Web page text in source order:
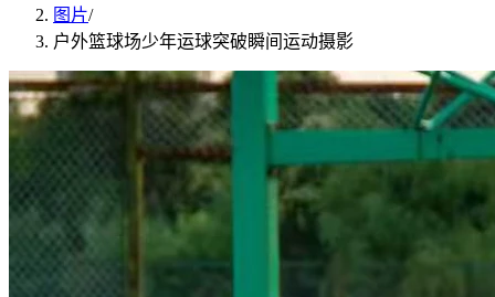
图片/
户外篮球场少年运球突破瞬间运动摄影